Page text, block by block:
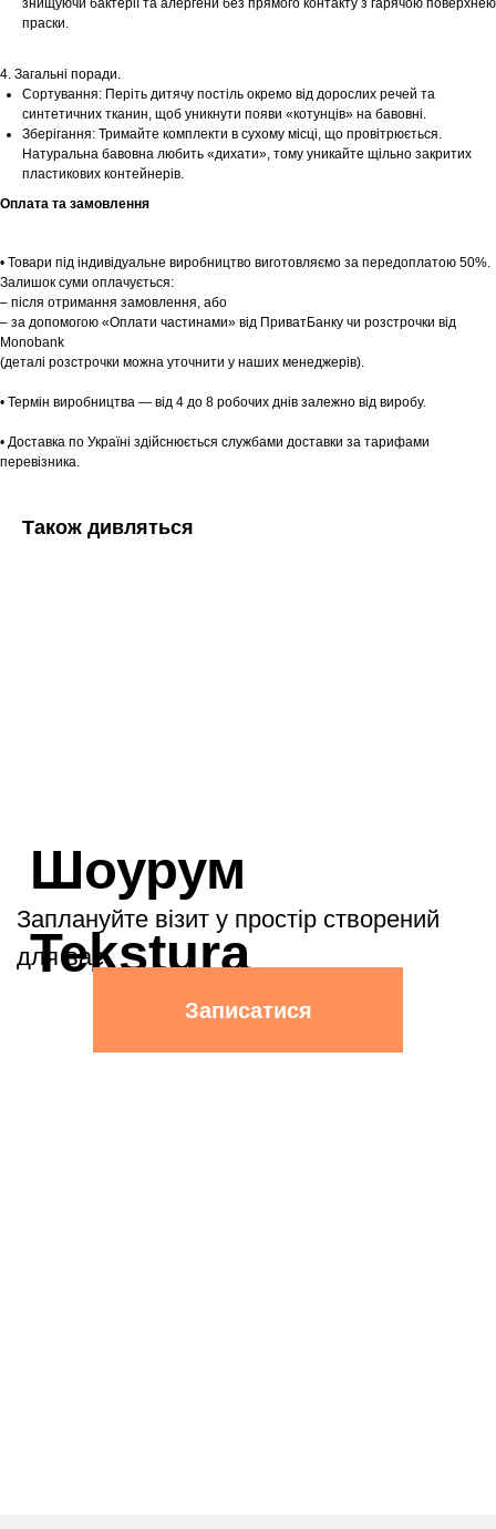
знищуючи бактерії та алергени без прямого контакту з гарячою поверхнею
праски.
4. Загальні поради.
Сортування: Періть дитячу постіль окремо від дорослих речей та
синтетичних тканин, щоб уникнути появи «котунців» на бавовні.
Зберігання: Тримайте комплекти в сухому місці, що провітрюється.
Натуральна бавовна любить «дихати», тому уникайте щільно закритих
пластикових контейнерів.
Оплата та замовлення
• Товари під індивідуальне виробництво виготовляємо за передоплатою 50%.
Залишок суми оплачується:
– після отримання замовлення, або
– за допомогою «Оплати частинами» від ПриватБанку чи розстрочки від
Monobank
(деталі розстрочки можна уточнити у наших менеджерів).
• Термін виробництва — від 4 до 8 робочих днів залежно від виробу.
• Доставка по Україні здійснюється службами доставки за тарифами
перевізника.
Також дивляться
Tekstura
Заплануйте візит у простір створений
для вас
Записатися